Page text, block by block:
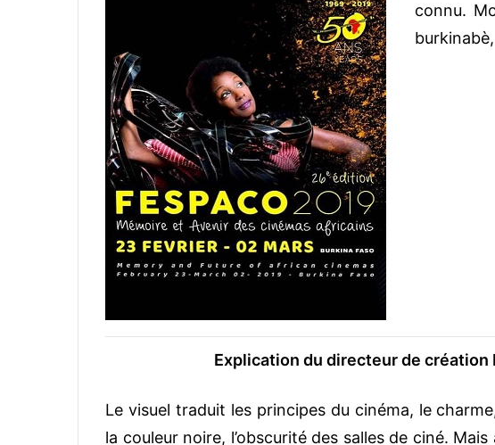
connu.
Explication du directeur de création
Le visuel traduit les principes du cinéma, le
la couleur noire, l’obscurité des salles de ciné.